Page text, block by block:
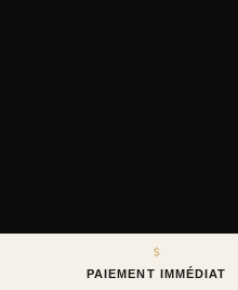
PAIEMENT IMMÉDIAT